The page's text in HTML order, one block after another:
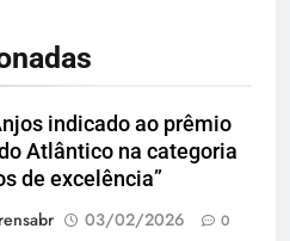
indicado ao prêmio
Atlântico na categoria
de excelência”
03/02/2026 0